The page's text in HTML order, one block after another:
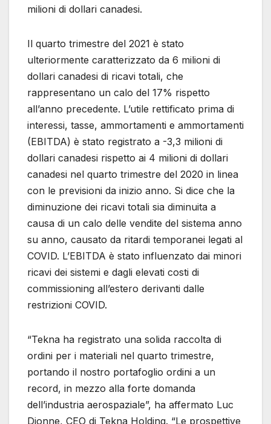
milioni di dollari canadesi.
Il quarto trimestre del 2021 è stato
ulteriormente caratterizzato da 6 milioni di
dollari canadesi di ricavi totali, che
rappresentano un calo del 17% rispetto
all’anno precedente. L’utile rettificato prima di
interessi, tasse, ammortamenti e ammortamenti
(EBITDA) è stato registrato a -3,3 milioni di
dollari canadesi rispetto ai 4 milioni di dollari
canadesi nel quarto trimestre del 2020 in linea
con le previsioni da inizio anno. Si dice che la
diminuzione dei ricavi totali sia diminuita a
causa di un calo delle vendite del sistema anno
su anno, causato da ritardi temporanei legati al
COVID. L’EBITDA è stato influenzato dai minori
ricavi dei sistemi e dagli elevati costi di
commissioning all’estero derivanti dalle
restrizioni COVID.
“Tekna ha registrato una solida raccolta di
ordini per i materiali nel quarto trimestre,
portando il nostro portafoglio ordini a un
record, in mezzo alla forte domanda
dell’industria aerospaziale”, ha affermato Luc
Dionne, CEO di Tekna Holding. “Le prospettive